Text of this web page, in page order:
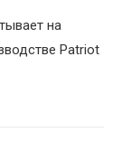
на
Patriot